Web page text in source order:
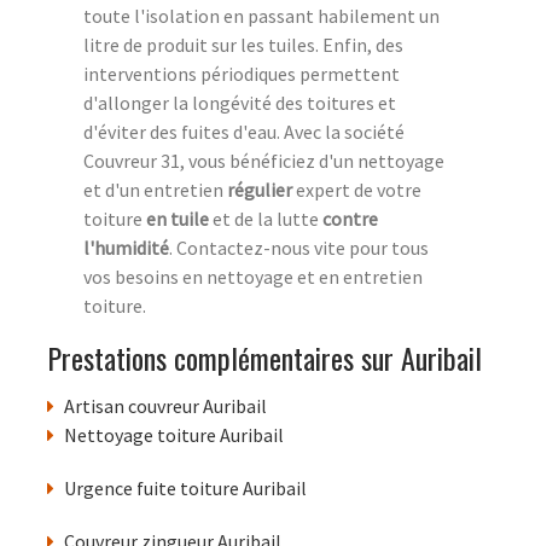
toute l'isolation en passant habilement un
litre de produit sur les tuiles. Enfin, des
interventions périodiques permettent
d'allonger la longévité des toitures et
d'éviter des fuites d'eau. Avec la société
Couvreur 31, vous bénéficiez d'un nettoyage
et d'un entretien régulierexpert de votre
toiture en tuileet de la lutte contre
l'humidité. Contactez-nous vite pour tous
vos besoins en nettoyage et en entretien
toiture.
Prestations complémentaires sur Auribail
Artisan couvreur Auribail
Nettoyage toiture Auribail
Urgence fuite toiture Auribail
Couvreur zingueur Auribail